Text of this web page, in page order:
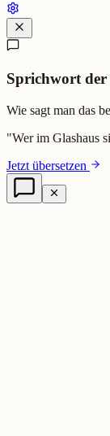
Sprichwort der
Wie sagt man das
"Wer im Glashaus
Jetzt übersetzen